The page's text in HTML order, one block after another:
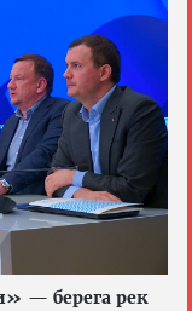
— берега рек